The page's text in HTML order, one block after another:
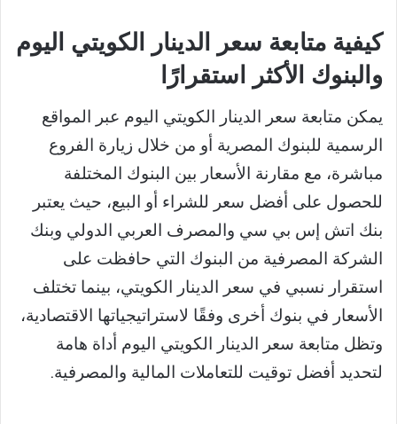
كيفية متابعة سعر الدينار الكويتي اليوم
والبنوك الأكثر استقرارًا
يمكن متابعة سعر الدينار الكويتي اليوم عبر المواقع
الرسمية للبنوك المصرية أو من خلال زيارة الفروع
مباشرة، مع مقارنة الأسعار بين البنوك المختلفة
للحصول على أفضل سعر للشراء أو البيع، حيث يعتبر
بنك اتش إس بي سي والمصرف العربي الدولي وبنك
الشركة المصرفية من البنوك التي حافظت على
استقرار نسبي في سعر الدينار الكويتي، بينما تختلف
الأسعار في بنوك أخرى وفقًا لاستراتيجياتها الاقتصادية،
وتظل متابعة سعر الدينار الكويتي اليوم أداة هامة
لتحديد أفضل توقيت للتعاملات المالية والمصرفية.